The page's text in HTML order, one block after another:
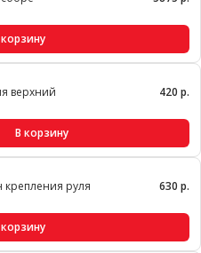
верхний 420 р.
В корзину
крепления руля 630 р.